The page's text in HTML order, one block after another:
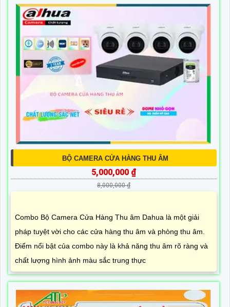
BỘ CAMERA CỬA HÀNG THU ÂM
5,000,000 ₫
8,000,000 ₫
Combo Bộ Camera Cửa Hàng Thu âm Dahua là một giải
pháp tuyệt vời cho các cửa hàng thu âm và phòng thu âm.
Điểm nổi bật của combo này là khả năng thu âm rõ ràng và
chất lượng hình ảnh màu sắc trung thực